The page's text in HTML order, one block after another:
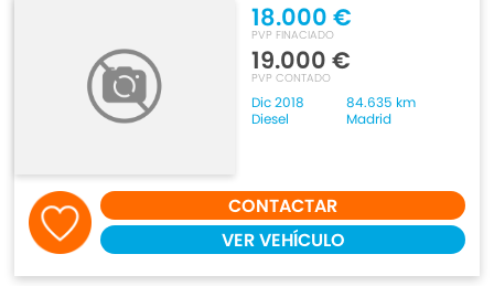
18.000 €
PVP FINACIADO
19.000 €
PVP CONTADO
Dic 2018
84.635 km
Diesel
Madrid
CONTACTAR
VER VEHÍCULO